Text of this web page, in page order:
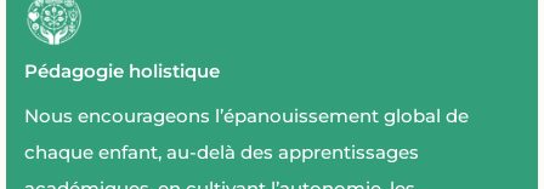
Pédagogie holistique
Nous encourageons l’épanouissement global de
chaque enfant, au-delà des apprentissages